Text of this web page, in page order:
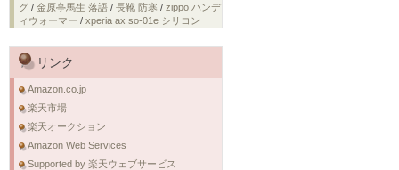
グ / 金原亭馬生 落語 / 長靴 防寒 / zippo ハンデ
ィウォーマー / xperia ax so-01e シリコン
リンク
Amazon.co.jp
楽天市場
楽天オークション
Amazon Web Services
Supported by 楽天ウェブサービス